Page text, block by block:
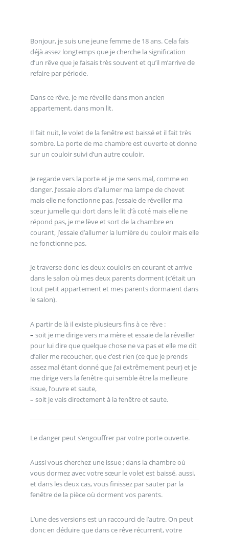
Bonjour, je suis une jeune femme de 18 ans. Cela fais
déjà assez longtemps que je cherche la signification
d’un rêve que je faisais très souvent et qu’il m’arrive de
refaire par période.
Dans ce rêve, je me réveille dans mon ancien
appartement, dans mon lit.
Il fait nuit, le volet de la fenêtre est baissé et il fait très
sombre. La porte de ma chambre est ouverte et donne
sur un couloir suivi d’un autre couloir.
Je regarde vers la porte et je me sens mal, comme en
danger. J’essaie alors d’allumer ma lampe de chevet
mais elle ne fonctionne pas, j’essaie de réveiller ma
sœur jumelle qui dort dans le lit d’à coté mais elle ne
répond pas, je me lève et sort de la chambre en
courant, j’essaie d’allumer la lumière du couloir mais elle
ne fonctionne pas.
Je traverse donc les deux couloirs en courant et arrive
dans le salon où mes deux parents dorment (c’était un
tout petit appartement et mes parents dormaient dans
le salon).
A partir de là il existe plusieurs fins à ce rêve :
– soit je me dirige vers ma mère et essaie de la réveiller
pour lui dire que quelque chose ne va pas et elle me dit
d’aller me recoucher, que c’est rien (ce que je prends
assez mal étant donné que j’ai extrêmement peur) et je
me dirige vers la fenêtre qui semble être la meilleure
issue, l’ouvre et saute,
– soit je vais directement à la fenêtre et saute.
Le danger peut s’engouffrer par votre porte ouverte.
Aussi vous cherchez une issue ; dans la chambre où
vous dormez avec votre sœur le volet est baissé, aussi,
et dans les deux cas, vous finissez par sauter par la
fenêtre de la pièce où dorment vos parents.
L’une des versions est un raccourci de l’autre. On peut
donc en déduire que dans ce rêve récurrent, votre